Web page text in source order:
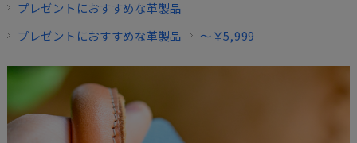
プレゼントにおすすめな革製品
プレゼントにおすすめな革製品
～￥5,999